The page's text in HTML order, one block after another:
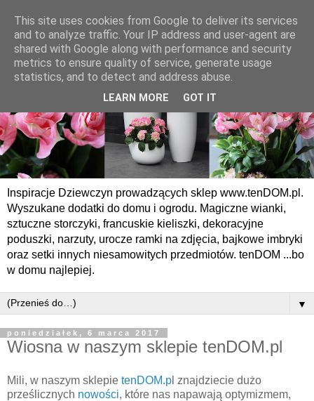
Inspiracje Dziewczyn prowadzących sklep www.tenDOM.pl.
Wyszukane dodatki do domu i ogrodu. Magiczne wianki,
sztuczne storczyki, francuskie kieliszki, dekoracyjne
poduszki, narzuty, urocze ramki na zdjęcia, bajkowe imbryki
oraz setki innych niesamowitych przedmiotów. tenDOM ...bo
w domu najlepiej.
▼
poniedziałek, 6 marca 2017
Wiosna w naszym sklepie tenDOM.pl
Mili, w naszym sklepie tenDOM.p l znajdziecie dużo
prześlicznych nowości, które nas napawają optymizmem,
This site uses cookies from Google to deliver its services
and to analyze traffic. Your IP address and user-agent are
shared with Google along with performance and security
metrics to ensure quality of service, generate usage
statistics, and to detect and address abuse.
LEARN MORE GOT IT